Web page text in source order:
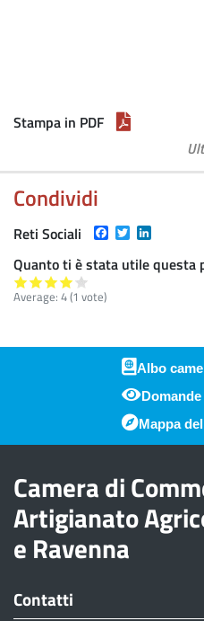
Stampa in PDF
Condividi
Reti Sociali Facebook
Twitter
Quanto ti è stata utile questa
Average: 4(1 vote)
Piè di
Albo
Mappa
Camera di
Artigianato
e Ravenna
Contatti